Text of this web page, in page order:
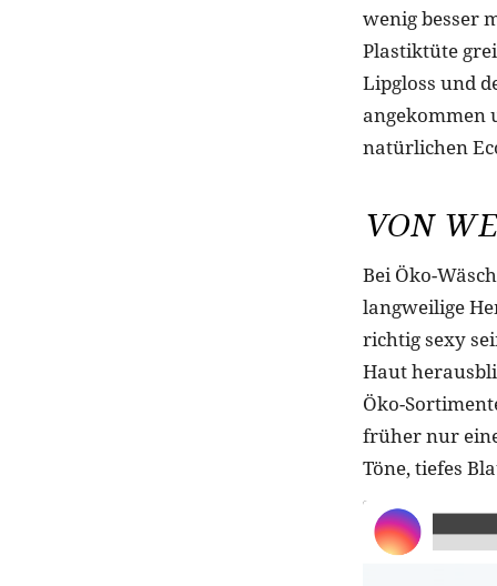
wenig besser
Plastiktüte
Lipgloss und
angekommen
natürlichen
VON
Bei Öko-
langweilige
richtig sexy
Haut
Öko-
früher nur
Töne, tiefes